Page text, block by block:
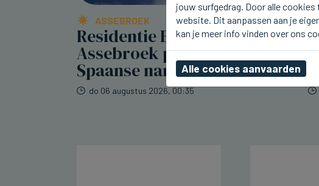
ASSEBROEK
Residentie Berkenhof in
Assebroek pakt uit met
Spaanse namiddag
do 06 augustus 2026, 00:35
jouw surfgedrag. Door alle
website. Dit aanpassen aan je
kan je meer info vinden over ons
Alle cookies aanvaarden